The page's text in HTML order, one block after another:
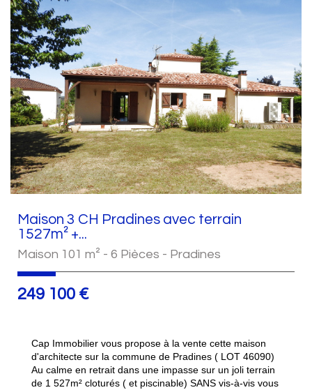
Maison 3 CH Pradines avec terrain
1527m² +...
Maison 101 m² - 6 Pièces - Pradines
249 100 €
Cap Immobilier vous propose à la vente cette maison
d'architecte sur la commune de Pradines ( LOT 46090)
Au calme en retrait dans une impasse sur un joli terrain
de 1 527m² cloturés ( et piscinable) SANS vis-à-vis vous